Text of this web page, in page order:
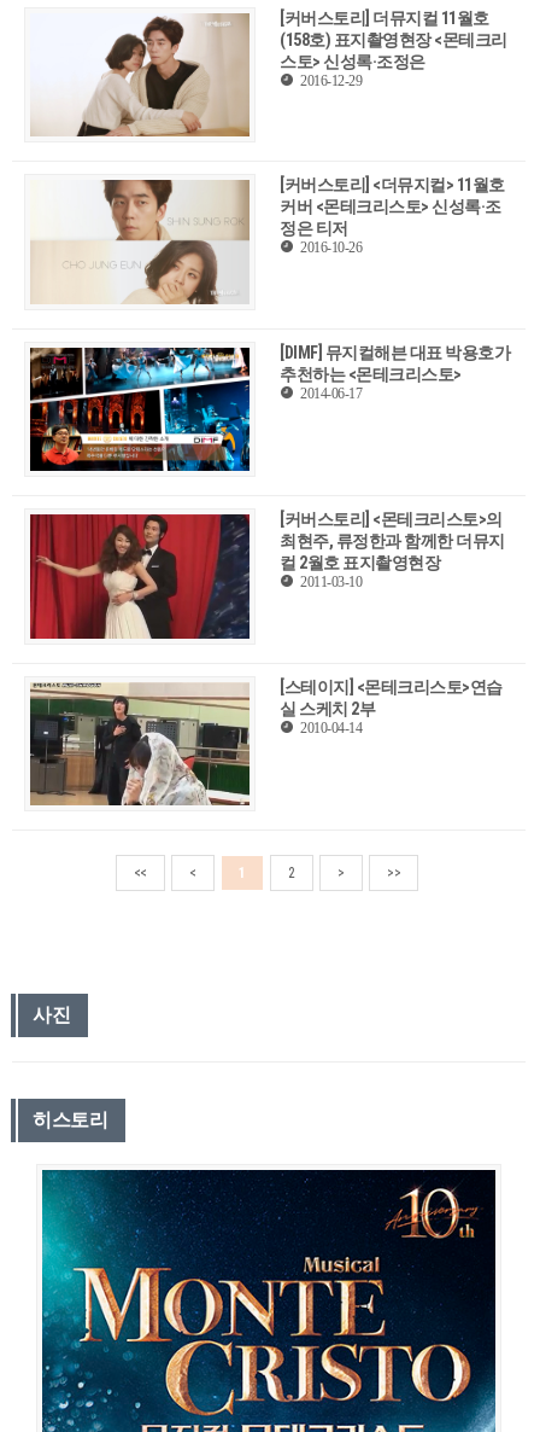
[커버스토리] 더뮤지컬 11월호
(158호) 표지촬영현장 <몬테크리
스토> 신성록·조정은
2016-12-29
[커버스토리] <더뮤지컬> 11월호
커버 <몬테크리스토> 신성록·조
정은 티저
2016-10-26
[DIMF] 뮤지컬해븐 대표 박용호가
추천하는 <몬테크리스토>
2014-06-17
[커버스토리] <몬테크리스토>의
최현주, 류정한과 함께한 더뮤지
컬 2월호 표지촬영현장
2011-03-10
[스테이지] <몬테크리스토>연습
실 스케치 2부
2010-04-14
<< < 1 2 > >>
사진
히스토리